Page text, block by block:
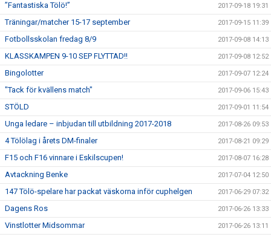
”Fantastiska Tölö!” 2017-09-18 19:31
Träningar/matcher 15-17 september 2017-09-15 11:39
Fotbollsskolan fredag 8/9 2017-09-08 14:13
KLASSKAMPEN 9-10 SEP FLYTTAD!! 2017-09-08 12:52
Bingolotter 2017-09-07 12:24
"Tack för kvällens match" 2017-09-06 15:43
STÖLD 2017-09-01 11:54
Unga ledare – inbjudan till utbildning 2017-2018 2017-08-26 09:53
4 Tölölag i årets DM-finaler 2017-08-21 09:29
F15 och F16 vinnare i Eskilscupen! 2017-08-07 16:28
Avtackning Benke 2017-07-04 12:50
147 Tölö-spelare har packat väskorna inför cuphelgen 2017-06-29 07:32
Dagens Ros 2017-06-26 13:33
Vinstlotter Midsommar 2017-06-26 13:11